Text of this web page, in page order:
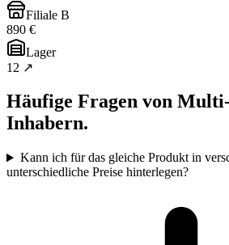
Filiale B
890 €
Lager
12 ↗
Häufige Fragen von
Inhabern.
Kann ich für das gleiche Produkt in
unterschiedliche Preise hinterlegen?